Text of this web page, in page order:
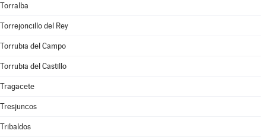
Torralba
Torrejoncillo del Rey
Torrubia del Campo
Torrubia del Castillo
Tragacete
Tresjuncos
Tribaldos